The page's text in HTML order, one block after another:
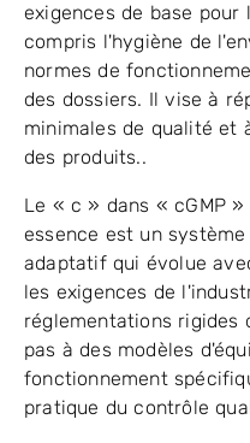
exigences de base
compris l'hygiène de
normes de
des dossiers. Il vise à
minimales de qualité et
des produits..
Le « c » dans « cGMP
essence est un
adaptatif qui évolue
les exigences de
réglementations rigides
pas à des modèles
fonctionnement
pratique du contrôle